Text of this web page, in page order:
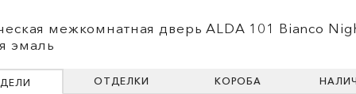
межкомнатная дверь ALDA 101 Bianco
эмаль
ОТДЕЛКИ КОРОБА